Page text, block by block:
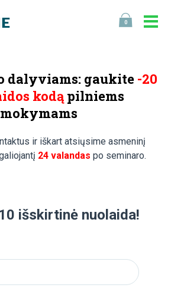
0
dalyviams: gaukite -20
kodą pilniems
mokymams
ir iškart atsiųsime asmeninį
24 valandas po seminaro.
išskirtinė nuolaida!